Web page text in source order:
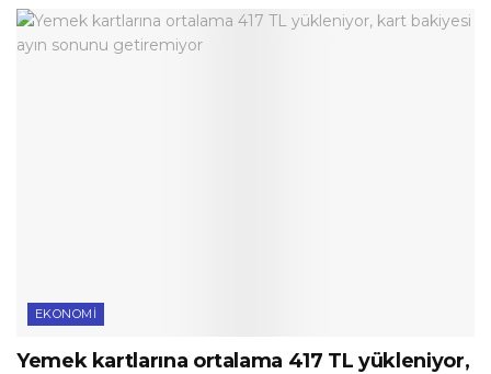
EKONOMI
Yemek kartlarına ortalama 417 TL yükleniyor,